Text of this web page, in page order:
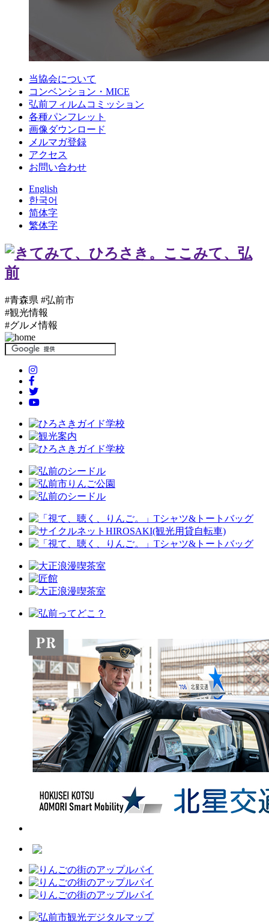
当協会について
コンベンション・MICE
弘前フィルムコミッション
各種パンフレット
画像ダウンロード
メルマガ登録
アクセス
お問い合わせ
English
한국어
简体字
繁体字
#青森県 #弘前市
#観光情報
#グルメ情報